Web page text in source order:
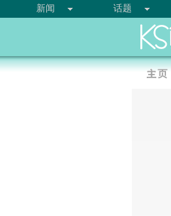
新闻 话题